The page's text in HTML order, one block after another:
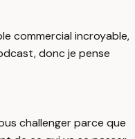
commercial incroyable,
donc je pense
challenger parce que